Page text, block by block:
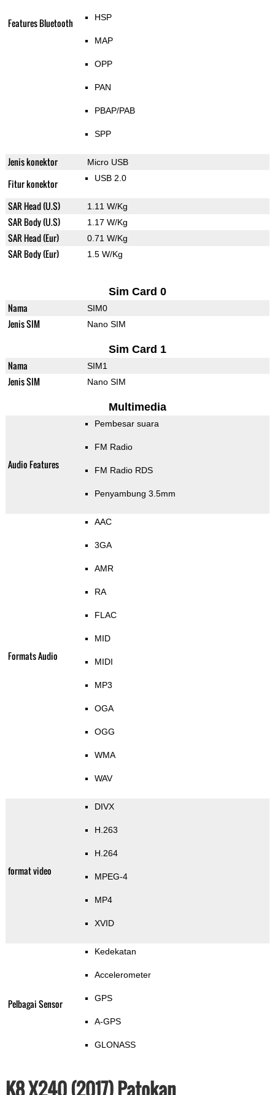
Features Bluetooth HSP
MAP
OPP
PAN
PBAP/PAB
SPP
Jenis konektor Micro USB
Fitur konektor USB 2.0
SAR Head (U.S) 1.11 W/Kg
SAR Body (U.S) 1.17 W/Kg
SAR Head (Eur) 0.71 W/Kg
SAR Body (Eur) 1.5 W/Kg
Sim Card 0
Nama SIM0
Jenis SIM Nano SIM
Sim Card 1
Nama SIM1
Jenis SIM Nano SIM
Multimedia
Audio Features
Pembesar suara
FM Radio
FM Radio RDS
Penyambung 3.5mm
Formats Audio
AAC
3GA
AMR
RA
FLAC
MID
MIDI
MP3
OGA
OGG
WMA
WAV
format video
DIVX
H.263
H.264
MPEG-4
MP4
XVID
Pelbagai Sensor
Kedekatan
Accelerometer
GPS
A-GPS
GLONASS
K8 X240 (2017) Patokan